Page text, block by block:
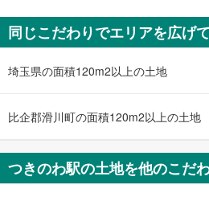
比企郡嵐山町
1,999万円
2LDK
土地面積 153.36m
同じこだわりでエリアを広げ
埼玉県の面積120m2以上の土地
比企郡滑川町の面積120m2以上の土地
つきのわ駅の土地を他のこだ